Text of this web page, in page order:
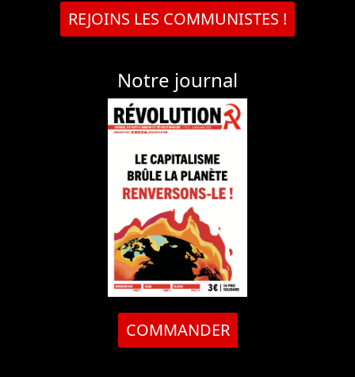
REJOINS LES COMMUNISTES !
Notre journal
COMMANDER